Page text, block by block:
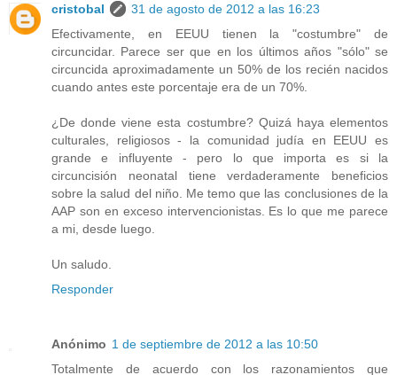
cristobal
31 de agosto de 2012 a las 16:23
Efectivamente, en EEUU tienen la "costumbre" de
circuncidar. Parece ser que en los últimos años "sólo" se
circuncida aproximadamente un 50% de los recién nacidos
cuando antes este porcentaje era de un 70%.
¿De donde viene esta costumbre? Quizá haya elementos
culturales, religiosos - la comunidad judía en EEUU es
grande e influyente - pero lo que importa es si la
circuncisión neonatal tiene verdaderamente beneficios
sobre la salud del niño. Me temo que las conclusiones de la
AAP son en exceso intervencionistas. Es lo que me parece
a mi, desde luego.
Un saludo.
Responder
Anónimo 1 de septiembre de 2012 a las 10:50
Totalmente de acuerdo con los razonamientos que